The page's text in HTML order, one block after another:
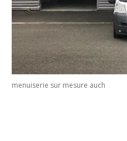
menuiserie sur mesure auch